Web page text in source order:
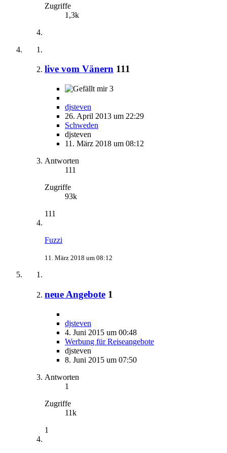
Zugriffe
1,3k
live vom Vänern 111
3
djsteven
26. April 2013 um 22:29
Schweden
djsteven
11. März 2018 um 08:12
Antworten
111
Zugriffe
93k
111
Fuzzi
11. März 2018 um 08:12
neue Angebote 1
djsteven
4. Juni 2015 um 00:48
Werbung für Reiseangebote
djsteven
8. Juni 2015 um 07:50
Antworten
1
Zugriffe
11k
1